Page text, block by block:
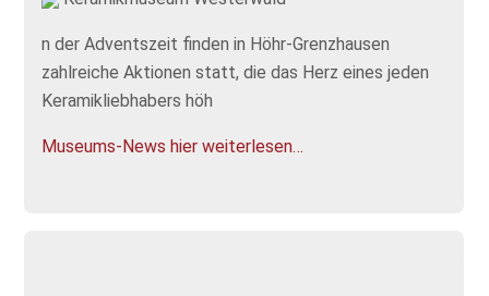
n der Adventszeit finden in Höhr-Grenzhausen
zahlreiche Aktionen statt, die das Herz eines jeden
Keramikliebhabers höh
Museums-News hier weiterlesen…